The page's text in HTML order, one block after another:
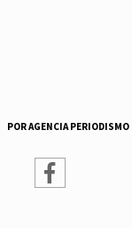
POR AGENCIA